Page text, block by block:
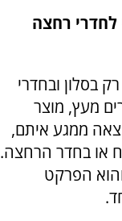
לחדרי רחצה
בסלון ובחדרי
מעץ, מוצר
ממגע איתם,
או בחדר הרחצה.
הפרקט